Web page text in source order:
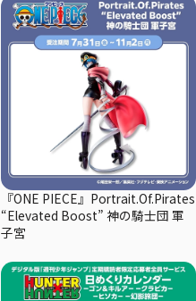
『ONE PIECE』Portrait.Of.Pirates
“Elevated Boost” 神の騎士団 軍
子宮